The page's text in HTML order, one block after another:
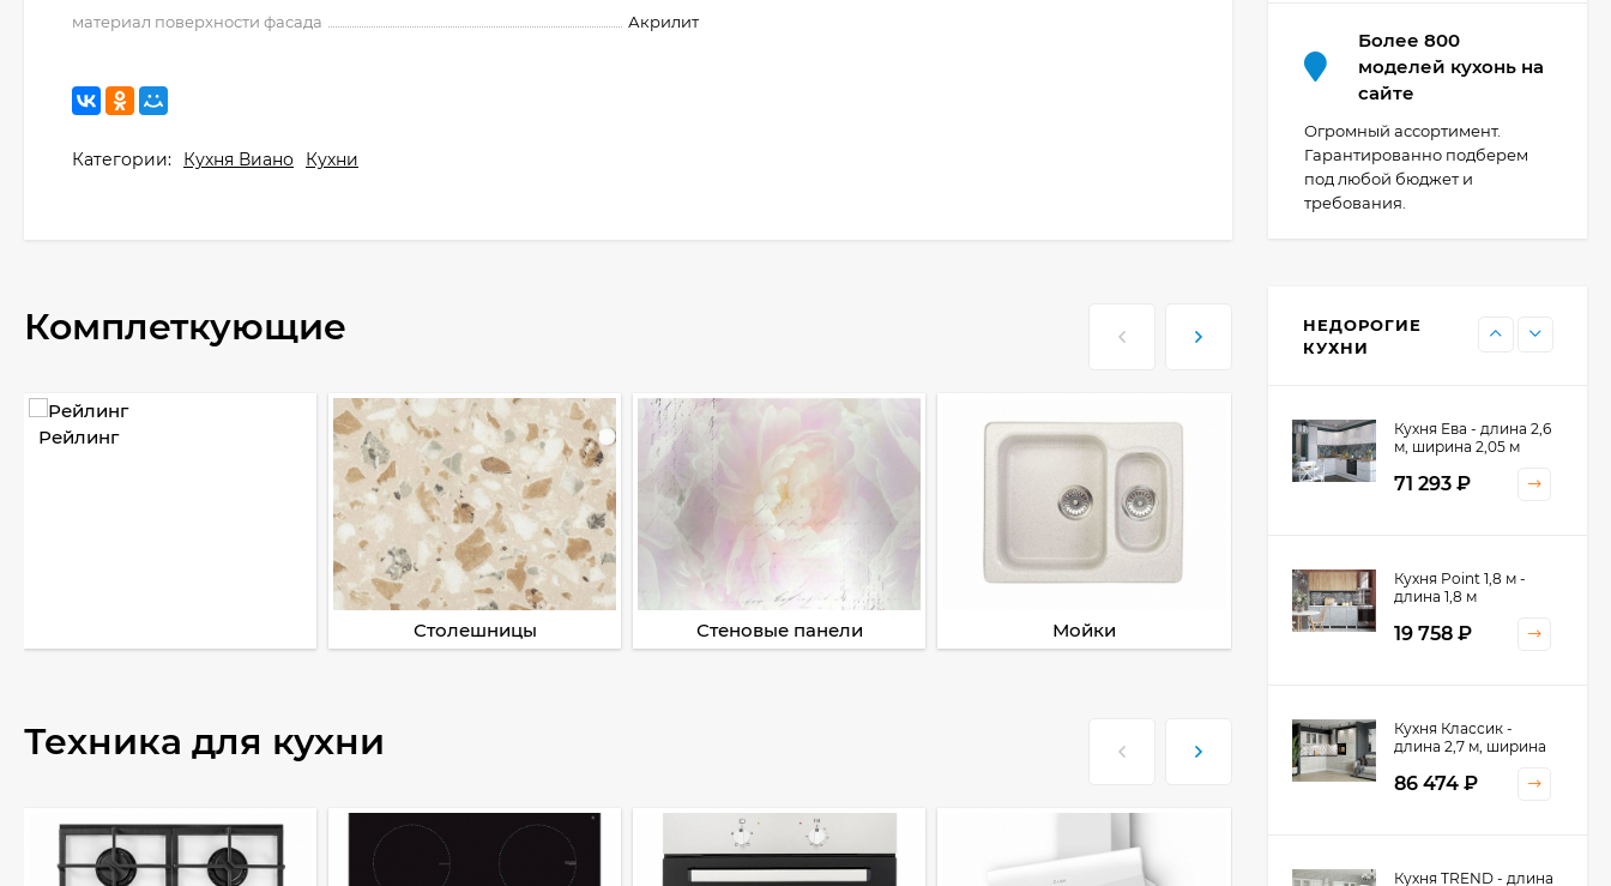
материал поверхности фасада
Акрилит
Категории: Кухня Виано Кухни
Комплеткующие
Рейлинг
Столешницы Стеновые панели Мойки Смесители
Техника для кухни
Более 800
моделей кухонь на
сайте
Огромный ассортимент.
Гарантированно подберем
под любой бюджет и
требования.
НЕДОРОГИЕ
КУХНИ
44 091
Кухня Point 1,2 м -
13 655₽
11 476
Кухня Ева - длина 2,6
м, ширина 2,05 м
71 293 ₽
Кухня Point 1,8 м -
длина 1,8 м
19 758 ₽
Кухня Классик -
длина 2,7 м, ширина
86 474 ₽
Кухня TREND - длина
Кухня Принцесса -
длина 2,4 м
38 767₽
Кухня Оптима - длина
2,8 м, ширина 1,4 м
52 197₽
Кухня Камелия -